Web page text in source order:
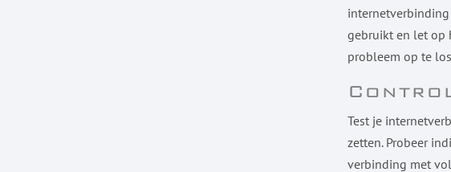
gebruikt en let op
probleem op te
Test je
zetten. Probeer
verbinding met